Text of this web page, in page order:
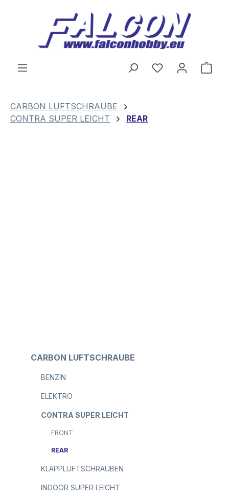
Zum Hauptinhalt springen
Du hast 0
CARBON LUFTSCHRAUBE
CONTRA SUPER LEICHT
REAR
CARBON LUFTSCHRAUBE
BENZIN
ELEKTRO
CONTRA SUPER LEICHT
FRONT
REAR
KLAPPLUFTSCHRAUBEN
INDOOR SUPER LEICHT